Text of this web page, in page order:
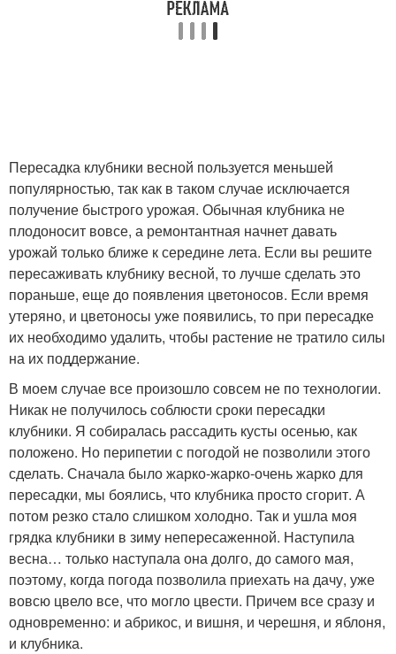
Пересадка клубники весной пользуется меньшей
популярностью, так как в таком случае исключается
получение быстрого урожая. Обычная клубника не
плодоносит вовсе, а ремонтантная начнет давать
урожай только ближе к середине лета. Если вы решите
пересаживать клубнику весной, то лучше сделать это
пораньше, еще до появления цветоносов. Если время
утеряно, и цветоносы уже появились, то при пересадке
их необходимо удалить, чтобы растение не тратило силы
на их поддержание.
В моем случае все произошло совсем не по технологии.
Никак не получилось соблюсти сроки пересадки
клубники. Я собиралась рассадить кусты осенью, как
положено. Но перипетии с погодой не позволили этого
сделать. Сначала было жарко-жарко-очень жарко для
пересадки, мы боялись, что клубника просто сгорит. А
потом резко стало слишком холодно. Так и ушла моя
грядка клубники в зиму непересаженной. Наступила
весна… только наступала она долго, до самого мая,
поэтому, когда погода позволила приехать на дачу, уже
вовсю цвело все, что могло цвести. Причем все сразу и
одновременно: и абрикос, и вишня, и черешня, и яблоня,
и клубника.